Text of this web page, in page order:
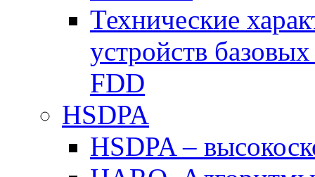
Технические
устройств
FDD
HSDPA
HSDPA –